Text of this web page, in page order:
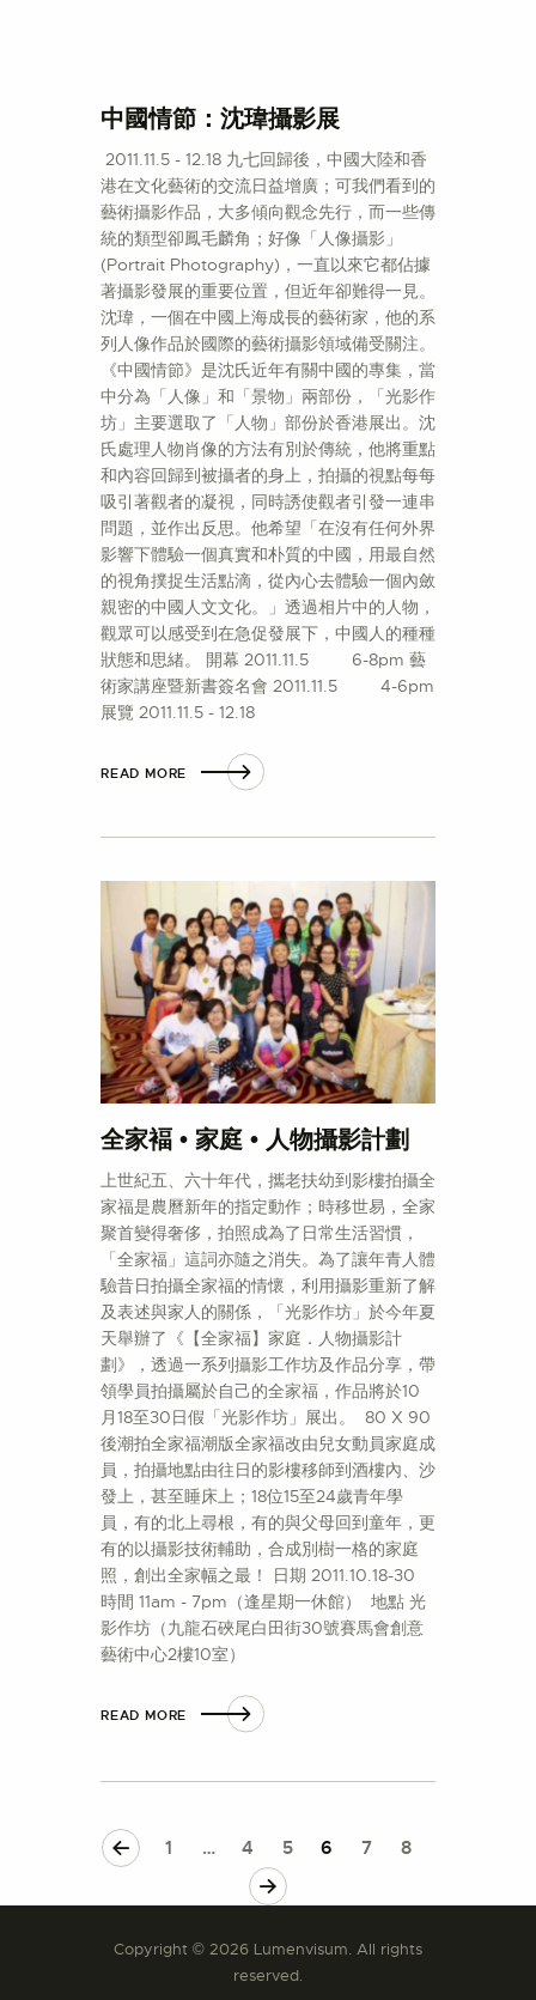
中國情節：沈瑋攝影展
2011.11.5 - 12.18 九七回歸後，中國大陸和香
港在文化藝術的交流日益增廣；可我們看到的
藝術攝影作品，大多傾向觀念先行，而一些傳
統的類型卻鳳毛麟角；好像「人像攝影」
(Portrait Photography)，一直以來它都佔據
著攝影發展的重要位置，但近年卻難得一見。
沈瑋，一個在中國上海成長的藝術家，他的系
列人像作品於國際的藝術攝影領域備受關注。
《中國情節》是沈氏近年有關中國的專集，當
中分為「人像」和「景物」兩部份，「光影作
坊」主要選取了「人物」部份於香港展出。沈
氏處理人物肖像的方法有別於傳統，他將重點
和內容回歸到被攝者的身上，拍攝的視點每每
吸引著觀者的凝視，同時誘使觀者引發一連串
問題，並作出反思。他希望「在沒有任何外界
影響下體驗一個真實和朴質的中國，用最自然
的視角撲捉生活點滴，從內心去體驗一個內斂
親密的中國人文文化。」透過相片中的人物，
觀眾可以感受到在急促發展下，中國人的種種
狀態和思緒。 開幕 2011.11.5 6-8pm 藝
術家講座暨新書簽名會 2011.11.5 4-6pm
展覽 2011.11.5 - 12.18
READ MORE
全家褔 • 家庭 • 人物攝影計劃
上世紀五、六十年代，攜老扶幼到影樓拍攝全
家福是農曆新年的指定動作；時移世易，全家
聚首變得奢侈，拍照成為了日常生活習慣，
「全家福」這詞亦隨之消失。為了讓年青人體
驗昔日拍攝全家福的情懷，利用攝影重新了解
及表述與家人的關係，「光影作坊」於今年夏
天舉辦了《【全家福】家庭．人物攝影計
劃》，透過一系列攝影工作坊及作品分享，帶
領學員拍攝屬於自己的全家福，作品將於10
月18至30日假「光影作坊」展出。 80 X 90
後潮拍全家福潮版全家福改由兒女動員家庭成
員，拍攝地點由往日的影樓移師到酒樓內、沙
發上，甚至睡床上；18位15至24歲青年學
員，有的北上尋根，有的與父母回到童年，更
有的以攝影技術輔助，合成別樹一格的家庭
照，創出全家幅之最！ 日期 2011.10.18-30
時間 11am - 7pm（逢星期一休館） 地點 光
影作坊（九龍石硤尾白田街30號賽馬會創意
藝術中心2樓10室）
READ MORE
1 … 4 5 6 7
8
Copyright © 2026 Lumenvisum. All rights
reserved.